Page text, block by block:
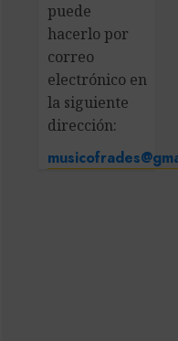
puede
hacerlo por
correo
electrónico en
la siguiente
dirección: